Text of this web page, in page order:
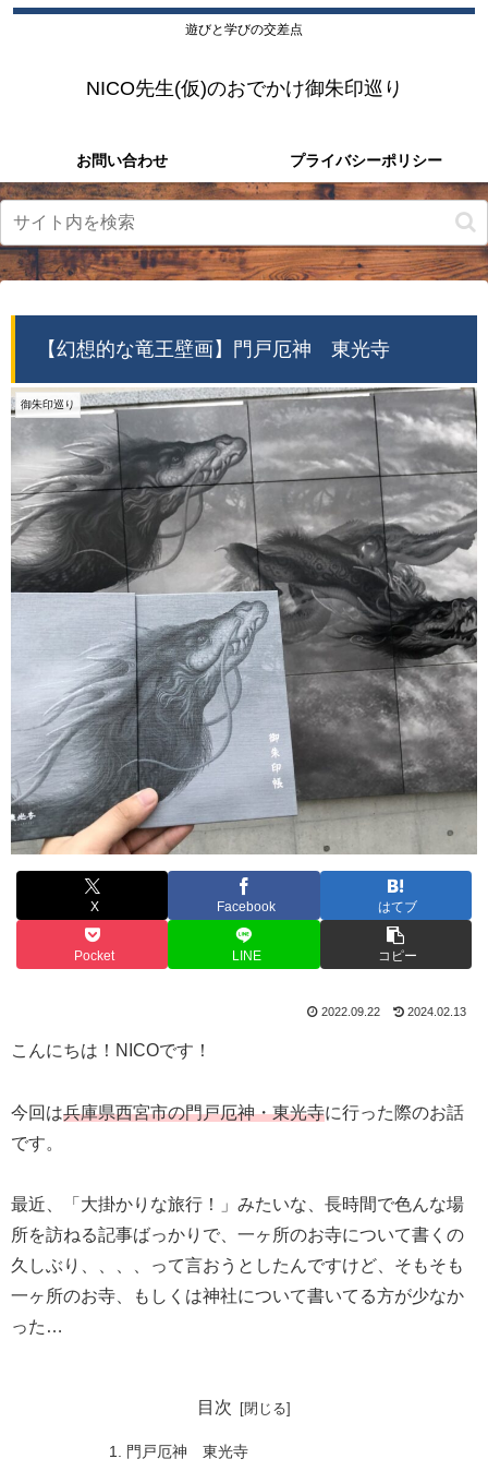
遊びと学びの交差点
NICO先生(仮)のおでかけ御朱印巡り
お問い合わせ プライバシーポリシー
【幻想的な竜王壁画】門戸厄神 東光寺
御朱印巡り
X Facebook はてブ
Pocket LINE コピー
2022.09.22 2024.02.13
こんにちは！NICOです！
今回は兵庫県西宮市の門戸厄神・東光寺に行った際のお話
です。
最近、「大掛かりな旅行！」みたいな、長時間で色んな場
所を訪ねる記事ばっかりで、一ヶ所のお寺について書くの
久しぶり、、、、って言おうとしたんですけど、そもそも
一ヶ所のお寺、もしくは神社について書いてる方が少なか
った…
目次
門戸厄神 東光寺